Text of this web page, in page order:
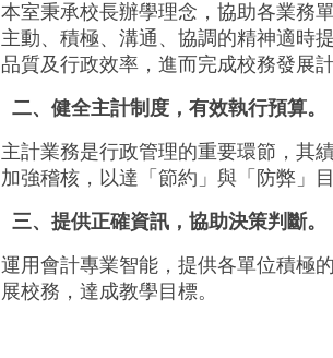
本室秉承校長辦學理念，協助各業務
主動、積極、溝通、協調的精神適時
品質及行政效率，進而完成校務發展
二、健全主計制度，有效執行預算。
主計業務是行政管理的重要環節，其
加強稽核，以達「節約」與「防弊」目
三、提供正確資訊，協助決策判斷。
運用會計專業智能，提供各單位積極
展校務，達成教學目標。